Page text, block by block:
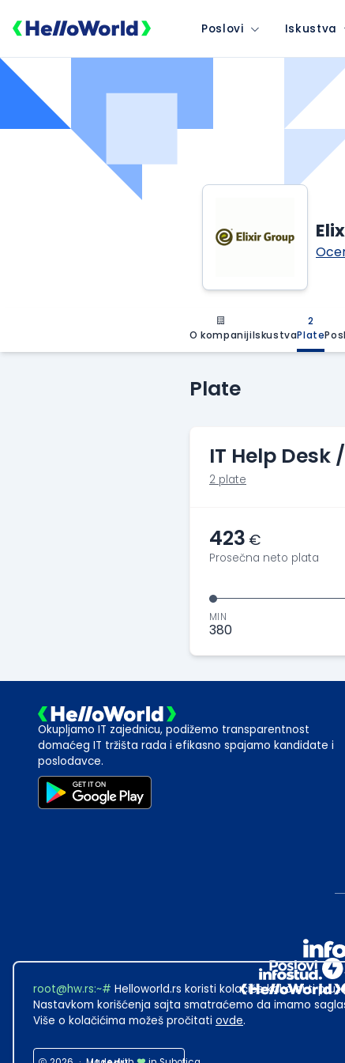
Poslovi Iskustva
O kompanijiIskustva
2
Plate
Plate
IT Help Desk
2 plate
423 €
Prosečna neto plata
MIN
380
Okupljamo IT zajednicu, podižemo transparentnost
domaćeg IT tržišta rada i efikasno spajamo kandidate i
poslodavce.
root@hw.rs:~# Helloworld.rs koristi kolačiće kako bi ti
Nastavkom korišćenja sajta smatraćemo da imamo
Više o kolačićima možeš pročitati ovde.